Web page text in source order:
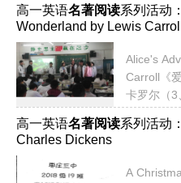
析》 的学
式进行。
Capturing
do you
think
高一英语名著阅读系列活动
Wonderland by Lewis Carroll
Alice's
Carroll《
卡罗尔（3
和逻辑结
作和读后
高一英语名著阅读系列活动
Charles Dickens
A